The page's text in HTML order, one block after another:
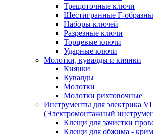
Трещоточные ключи
Шестигранные Г-
Наборы ключей
Разрезные ключи
Торцевые ключи
Ударные ключи
Молотки, кувалды и киянки
Киянки
Кувалды
Молотки
Молотки рихтовочные
Инструменты для электрика
(Электромонтажный
Клещи для зачистки
Клещи для обжима -